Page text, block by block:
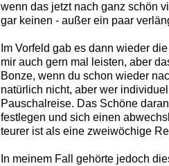
wenn das jetzt nach ganz schön
gar keinen - außer ein paar
Im Vorfeld gab es dann wieder
mir auch gern mal leisten, aber
Bonze, wenn du schon wieder
natürlich nicht, aber wer
Pauschalreise. Das Schöne
festlegen und sich einen
teurer ist als eine zweiwöchige
In meinem Fall gehörte jedoch